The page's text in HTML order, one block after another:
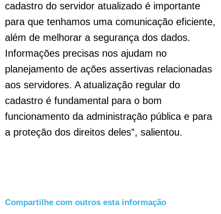
cadastro do servidor atualizado é importante
para que tenhamos uma comunicação eficiente,
além de melhorar a segurança dos dados.
Informações precisas nos ajudam no
planejamento de ações assertivas relacionadas
aos servidores. A atualização regular do
cadastro é fundamental para o bom
funcionamento da administração pública e para
a proteção dos direitos deles”, salientou.
Compartilhe com outros esta informação